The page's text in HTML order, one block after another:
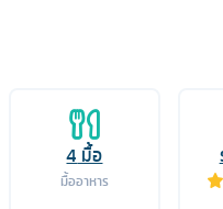
4 มื้อ
มื้ออาหาร